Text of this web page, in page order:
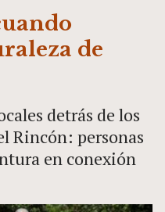
de
detrás de los
Rincón: personas
en conexión